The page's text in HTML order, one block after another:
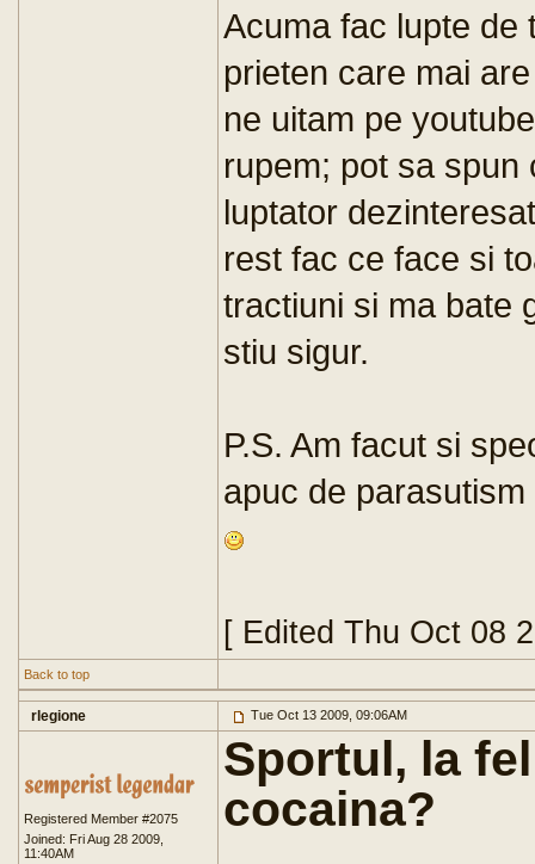
Acuma fac lupte de
prieten care mai
ne uitam pe
rupem; pot sa
luptator
rest fac ce face si
tractiuni si ma bate
stiu sigur.
P.S. Am facut si
apuc de
[ Edited Thu Oct 08
Back to top
rlegione Tue Oct 13 2009, 09:06AM
Registered Member #2075
Joined: Fri Aug 28 2009,
11:40AM
Sportul, la
cocaina?